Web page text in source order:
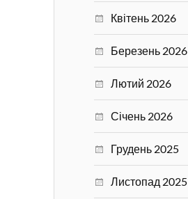
Квітень 2026
Березень 2026
Лютий 2026
Січень 2026
Грудень 2025
Листопад 2025